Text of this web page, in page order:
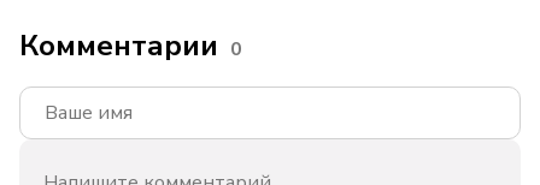
Комментарии 0